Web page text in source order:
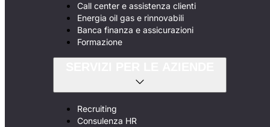
Call center e assistenza clienti
Energia oil gas e rinnovabili
Banca finanza e assicurazioni
Formazione
Recruiting
Consulenza HR